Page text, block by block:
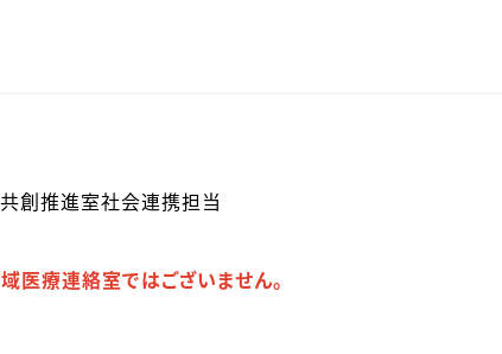
創推進室社会連携担当
医療連絡室ではございません。